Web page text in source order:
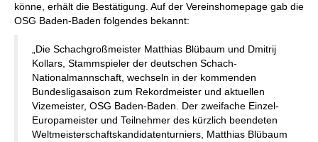
könne, erhält die Bestätigung. Auf der Vereinshomepage gab die
OSG Baden-Baden folgendes bekannt:
„Die Schachgroßmeister Matthias Blübaum und Dmitrij
Kollars, Stammspieler der deutschen Schach-
Nationalmannschaft, wechseln in der kommenden
Bundesligasaison zum Rekordmeister und aktuellen
Vizemeister, OSG Baden-Baden. Der zweifache Einzel-
Europameister und Teilnehmer des kürzlich beendeten
Weltmeisterschaftskandidatenturniers, Matthias Blübaum